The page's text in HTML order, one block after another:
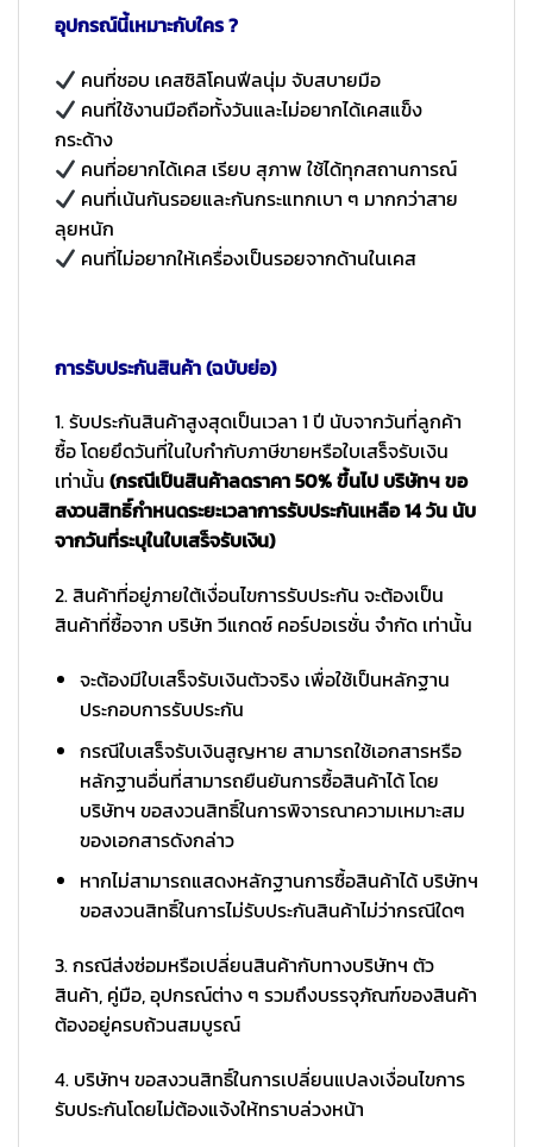
อุปกรณ์นี้เหมาะกับใคร ?
คนที่ชอบ เคสซิลิโคนฟีลนุ่ม จับสบายมือ
คนที่ใช้งานมือถือทั้งวันและไม่อยากได้เคสแข็ง
กระด้าง
คนที่อยากได้เคส เรียบ สุภาพ ใช้ได้ทุกสถานการณ์
คนที่เน้นกันรอยและกันกระแทกเบา ๆ มากกว่าสาย
ลุยหนัก
คนที่ไม่อยากให้เครื่องเป็นรอยจากด้านในเคส
การรับประกันสินค้า (ฉบับย่อ)
1. รับประกันสินค้าสูงสุดเป็นเวลา 1 ปี นับจากวันที่ลูกค้า
ซื้อ โดยยึดวันที่ในใบกำกับภาษีขายหรือใบเสร็จรับเงิน
เท่านั้น (กรณีเป็นสินค้าลดราคา 50% ขึ้นไป บริษัทฯ ขอ
สงวนสิทธิ์กำหนดระยะเวลาการรับประกันเหลือ 14 วัน นับ
จากวันที่ระบุในใบเสร็จรับเงิน)
2. สินค้าที่อยู่ภายใต้เงื่อนไขการรับประกัน จะต้องเป็น
สินค้าที่ซื้อจาก บริษัท วีแกดซ์ คอร์ปอเรชั่น จำกัด เท่านั้น
จะต้องมีใบเสร็จรับเงินตัวจริง เพื่อใช้เป็นหลักฐาน
ประกอบการรับประกัน
กรณีใบเสร็จรับเงินสูญหาย สามารถใช้เอกสารหรือ
หลักฐานอื่นที่สามารถยืนยันการซื้อสินค้าได้ โดย
บริษัทฯ ขอสงวนสิทธิ์ในการพิจารณาความเหมาะสม
ของเอกสารดังกล่าว
หากไม่สามารถแสดงหลักฐานการซื้อสินค้าได้ บริษัทฯ
ขอสงวนสิทธิ์ในการไม่รับประกันสินค้าไม่ว่ากรณีใดๆ
3. กรณีส่งซ่อมหรือเปลี่ยนสินค้ากับทางบริษัทฯ ตัว
สินค้า, คู่มือ, อุปกรณ์ต่าง ๆ รวมถึงบรรจุภัณฑ์ของสินค้า
ต้องอยู่ครบถ้วนสมบูรณ์
4. บริษัทฯ ขอสงวนสิทธิ์ในการเปลี่ยนแปลงเงื่อนไขการ
รับประกันโดยไม่ต้องแจ้งให้ทราบล่วงหน้า